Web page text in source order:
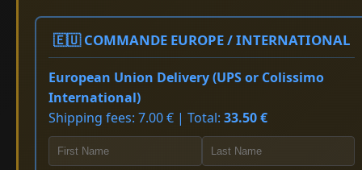
🇪🇺 COMMANDE EUROPE / INTERNATIONAL
European Union Delivery (UPS or Colissimo
International)
Shipping fees: 7.00 € | Total: 33.50 €